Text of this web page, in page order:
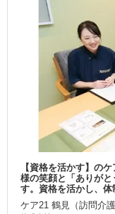
【資格を活かす】の
様の笑顔と「ありが
す。資格を活かし、
ケア21 鶴見（訪問介護